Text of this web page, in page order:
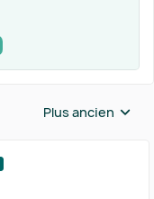
Réponses triées
Plus ancien